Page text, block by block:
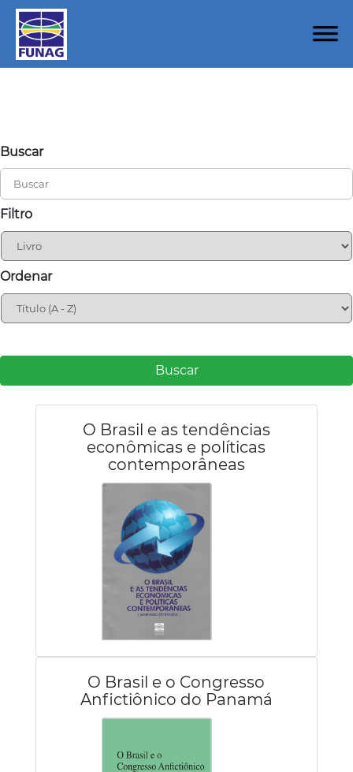
Buscar
Filtro
Ordenar
Buscar
O Brasil e as tendências
econômicas e políticas
contemporâneas
O Brasil e o Congresso
Anfictiônico do Panamá